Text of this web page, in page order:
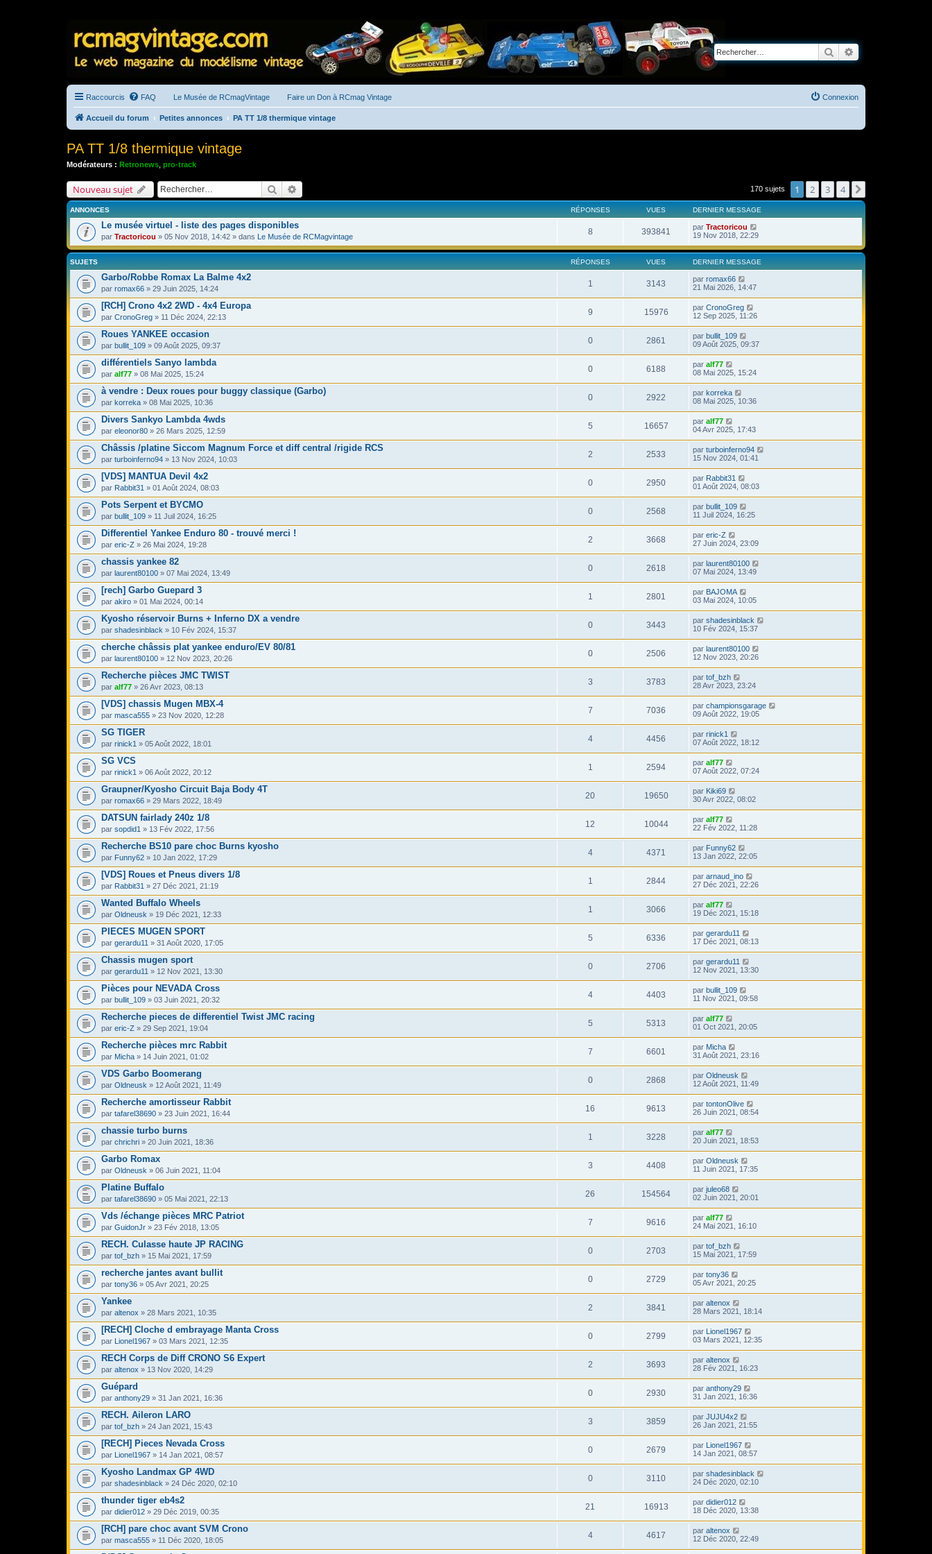
Rechercher
Raccourcis FAQ Le Musée de RCmagVintage Faire un Don à RCmag Vintage Connexion
Accueil du forum Petites annonces PA TT 1/8 thermique vintage
PA TT 1/8 thermique vintage
Modérateurs : Retronews pro-track
Nouveau sujet Rechercher 170 sujets 1 2 3 4
ANNONCES RÉPONSES VUES DERNIER MESSAGE
Le musée virtuel - liste des pages disponibles
par Tractoricou » 05 Nov 2018, 14:42 » dans Le Musée de RCMagvintage
8 393841 par Tractoricou
19 Nov 2018, 22:29
SUJETS RÉPONSES VUES DERNIER MESSAGE
Garbo/Robbe Romax La Balme 4x2
par romax66 » 29 Juin 2025, 14:24
1 3143 par romax66
21 Mai 2026, 14:47
[RCH] Crono 4x2 2WD - 4x4 Europa
par CronoGreg » 11 Déc 2024, 22:13
9 15976 par CronoGreg
12 Sep 2025, 11:26
Roues YANKEE occasion
par bullit_109 » 09 Août 2025, 09:37
0 2861 par bullit_109
09 Août 2025, 09:37
différentiels Sanyo lambda
par alf77 » 08 Mai 2025, 15:24
0 6188 par alf77
08 Mai 2025, 15:24
à vendre : Deux roues pour buggy classique (Garbo)
par korreka » 08 Mai 2025, 10:36
0 2922 par korreka
08 Mai 2025, 10:36
Divers Sankyo Lambda 4wds
par eleonor80 » 26 Mars 2025, 12:59
5 16657 par alf77
04 Avr 2025, 17:43
Châssis /platine Siccom Magnum Force et diff central /rigide RCS
par turboinferno94 » 13 Nov 2024, 10:03
2 2533 par turboinferno94
15 Nov 2024, 01:41
[VDS] MANTUA Devil 4x2
par Rabbit31 » 01 Août 2024, 08:03
0 2950 par Rabbit31
01 Août 2024, 08:03
Pots Serpent et BYCMO
par bullit_109 » 11 Juil 2024, 16:25
0 2568 par bullit_109
11 Juil 2024, 16:25
Differentiel Yankee Enduro 80 - trouvé merci !
par eric-Z » 26 Mai 2024, 19:28
2 3668 par eric-Z
27 Juin 2024, 23:09
chassis yankee 82
par laurent80100 » 07 Mai 2024, 13:49
0 2618 par laurent80100
07 Mai 2024, 13:49
[rech] Garbo Guepard 3
par akiro » 01 Mai 2024, 00:14
1 2801 par BAJOMA
03 Mai 2024, 10:05
Kyosho réservoir Burns + Inferno DX a vendre
par shadesinblack » 10 Fév 2024, 15:37
0 3443 par shadesinblack
10 Fév 2024, 15:37
cherche châssis plat yankee enduro/EV 80/81
par laurent80100 » 12 Nov 2023, 20:26
0 2506 par laurent80100
12 Nov 2023, 20:26
Recherche pièces JMC TWIST
par alf77 » 26 Avr 2023, 08:13
3 3783 par tof_bzh
28 Avr 2023, 23:24
[VDS] chassis Mugen MBX-4
par masca555 » 23 Nov 2020, 12:28
7 7036 par championsgarage
09 Août 2022, 19:05
SG TIGER
par rinick1 » 05 Août 2022, 18:01
4 4456 par rinick1
07 Août 2022, 18:12
SG VCS
par rinick1 » 06 Août 2022, 20:12
1 2594 par alf77
07 Août 2022, 07:24
Graupner/Kyosho Circuit Baja Body 4T
par romax66 » 29 Mars 2022, 18:49
20 19650 par Kiki69
30 Avr 2022, 08:02
DATSUN fairlady 240z 1/8
par sopdid1 » 13 Fév 2022, 17:56
12 10044 par alf77
22 Fév 2022, 11:28
Recherche BS10 pare choc Burns kyosho
par Funny62 » 10 Jan 2022, 17:29
4 4371 par Funny62
13 Jan 2022, 22:05
[VDS] Roues et Pneus divers 1/8
par Rabbit31 » 27 Déc 2021, 21:19
1 2844 par arnaud_ino
27 Déc 2021, 22:26
Wanted Buffalo Wheels
par Oldneusk » 19 Déc 2021, 12:33
1 3066 par alf77
19 Déc 2021, 15:18
PIECES MUGEN SPORT
par gerardu11 » 31 Août 2020, 17:05
5 6336 par gerardu11
17 Déc 2021, 08:13
Chassis mugen sport
par gerardu11 » 12 Nov 2021, 13:30
0 2706 par gerardu11
12 Nov 2021, 13:30
Pièces pour NEVADA Cross
par bullit_109 » 03 Juin 2021, 20:32
4 4403 par bullit_109
11 Nov 2021, 09:58
Recherche pieces de differentiel Twist JMC racing
par eric-Z » 29 Sep 2021, 19:04
5 5313 par alf77
01 Oct 2021, 20:05
Recherche pièces mrc Rabbit
par Micha » 14 Juin 2021, 01:02
7 6601 par Micha
31 Août 2021, 23:16
VDS Garbo Boomerang
par Oldneusk » 12 Août 2021, 11:49
0 2868 par Oldneusk
12 Août 2021, 11:49
Recherche amortisseur Rabbit
par tafarel38690 » 23 Juin 2021, 16:44
16 9613 par tontonOlive
26 Juin 2021, 08:54
chassie turbo burns
par chrichri » 20 Juin 2021, 18:36
1 3228 par alf77
20 Juin 2021, 18:53
Garbo Romax
par Oldneusk » 06 Juin 2021, 11:04
3 4408 par Oldneusk
11 Juin 2021, 17:35
Platine Buffalo
par tafarel38690 » 05 Mai 2021, 22:13
26 154564 par juleo68
02 Juin 2021, 20:01
Vds /échange pièces MRC Patriot
par GuidonJr » 23 Fév 2018, 13:05
7 9616 par alf77
24 Mai 2021, 16:10
RECH. Culasse haute JP RACING
par tof_bzh » 15 Mai 2021, 17:59
0 2703 par tof_bzh
15 Mai 2021, 17:59
recherche jantes avant bullit
par tony36 » 05 Avr 2021, 20:25
0 2729 par tony36
05 Avr 2021, 20:25
Yankee
par altenox » 28 Mars 2021, 10:35
2 3841 par altenox
28 Mars 2021, 18:14
[RECH] Cloche d embrayage Manta Cross
par Lionel1967 » 03 Mars 2021, 12:35
0 2799 par Lionel1967
03 Mars 2021, 12:35
RECH Corps de Diff CRONO S6 Expert
par altenox » 13 Nov 2020, 14:29
2 3693 par altenox
28 Fév 2021, 16:23
Guépard
par anthony29 » 31 Jan 2021, 16:36
0 2930 par anthony29
31 Jan 2021, 16:36
RECH. Aileron LARO
par tof_bzh » 24 Jan 2021, 15:43
3 3859 par JUJU4x2
26 Jan 2021, 21:55
[RECH] Pieces Nevada Cross
par Lionel1967 » 14 Jan 2021, 08:57
0 2679 par Lionel1967
14 Jan 2021, 08:57
Kyosho Landmax GP 4WD
par shadesinblack » 24 Déc 2020, 02:10
0 3110 par shadesinblack
24 Déc 2020, 02:10
thunder tiger eb4s2
par didier012 » 29 Déc 2019, 00:35
21 16913 par didier012
18 Déc 2020, 13:38
[RCH] pare choc avant SVM Crono
par masca555 » 11 Déc 2020, 18:05
4 4617 par altenox
12 Déc 2020, 22:49